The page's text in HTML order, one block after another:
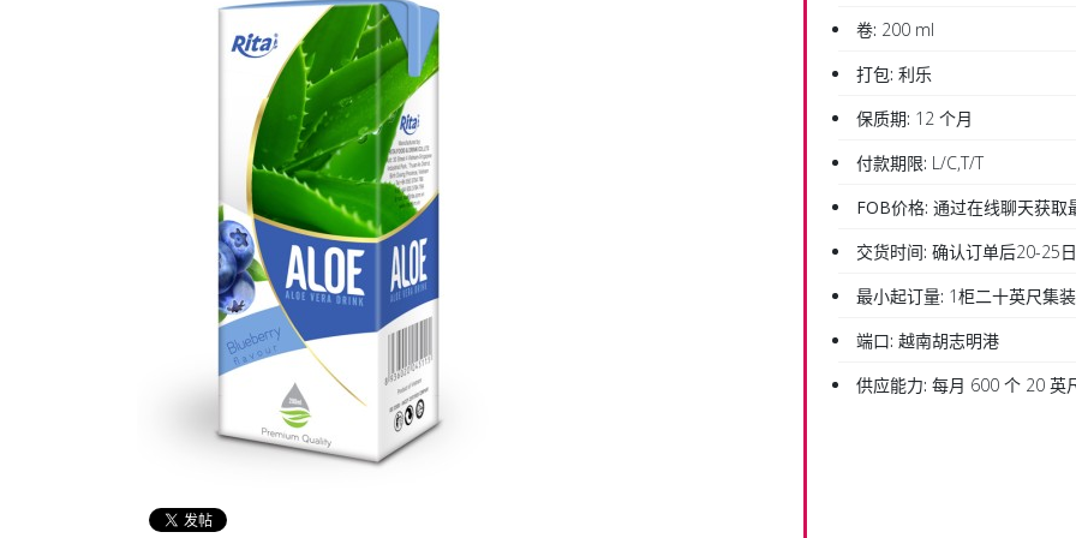
卷: 200 ml
打包: 利乐
保质期: 12 个月
付款期限: L/C,T/T
FOB价格: 通过在线聊天获取
交货时间: 确认订单后20-25日
最小起订量: 1柜二十英尺集
端口: 越南胡志明港
供应能力: 每月 600 个 20 英